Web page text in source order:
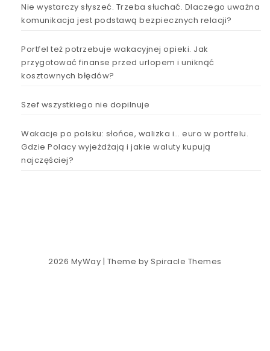
Nie wystarczy słyszeć. Trzeba słuchać. Dlaczego uważna
komunikacja jest podstawą bezpiecznych relacji?
Portfel też potrzebuje wakacyjnej opieki. Jak
przygotować finanse przed urlopem i uniknąć
kosztownych błędów?
Szef wszystkiego nie dopilnuje
Wakacje po polsku: słońce, walizka i… euro w portfelu.
Gdzie Polacy wyjeżdżają i jakie waluty kupują
najczęściej?
2026 MyWay | Theme bySpiracle Themes